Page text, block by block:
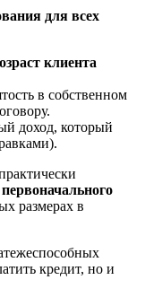
для всех
клиента
в собственном
доход, который
размерах в
кредит, но и